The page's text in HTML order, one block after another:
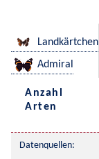
Landkärtchen
Admiral
Anzahl
Arten
Datenquellen: